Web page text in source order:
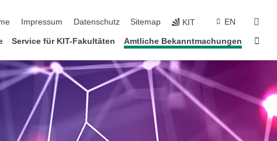
Impressum Datenschutz Sitemap KIT EN
Service für KIT-Fakultäten Amtliche Bekanntmachungen